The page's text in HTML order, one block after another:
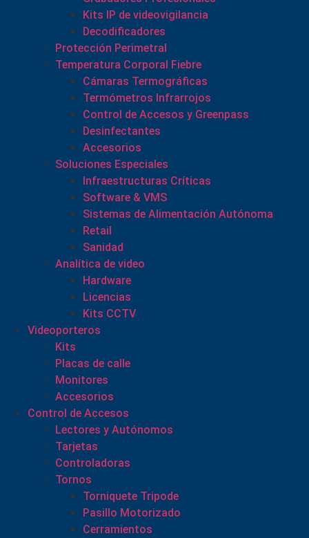
Kits IP de videovigilancia
Decodificadores
Protección Perimetral
Temperatura Corporal Fiebre
Cámaras Termográficas
Termómetros Infrarrojos
Control de Accesos y Greenpass
Desinfectantes
Accesorios
Soluciones Especiales
Infraestructuras Críticas
Software & VMS
Sistemas de Alimentación Autónoma
Retail
Sanidad
Analítica de video
Hardware
Licencias
Kits CCTV
Videoporteros
Kits
Placas de calle
Monitores
Accesorios
Control de Accesos
Lectores y Autónomos
Tarjetas
Controladoras
Tornos
Torniquete Tripode
Pasillo Motorizado
Cerramientos